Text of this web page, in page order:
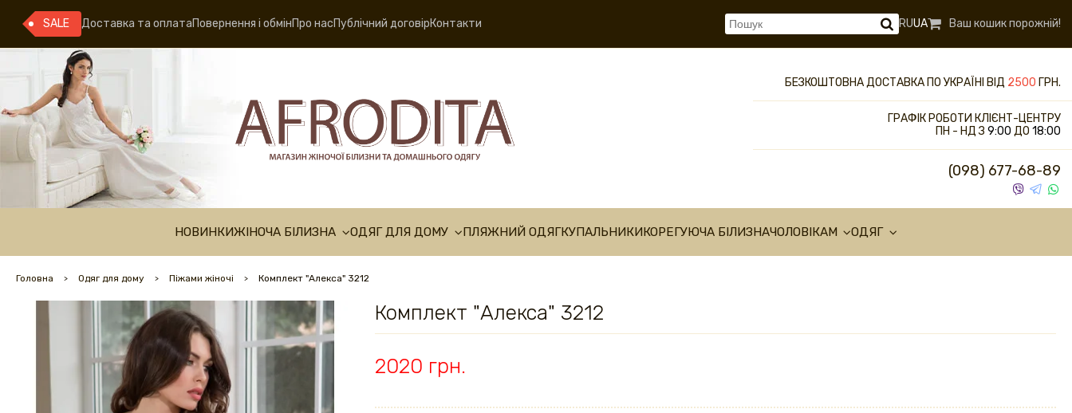
SALE Доставка та оплатаПовернення і обмінПро насПублічний договірКонтакти RUUA Ваш кошик порожній!
БЕЗКОШТОВНА ДОСТАВКА ПО УКРАЇНІ ВІД 2500 ГРН.
ГРАФІК РОБОТИ КЛІЄНТ-ЦЕНТРУ
ПН - НД З 9:00 ДО 18:00
(098) 677-68-89
НОВИНКИЖІНОЧА БІЛИЗНА ОДЯГ ДЛЯ ДОМУ ПЛЯЖНИЙ ОДЯГКУПАЛЬНИКИКОРЕГУЮЧА БІЛИЗНАЧОЛОВІКАМ ОДЯГ
Головна Одяг для дому Піжами жіночі Комплект "Алекса" 3212
Комплект "Алекса" 3212
2020 грн.